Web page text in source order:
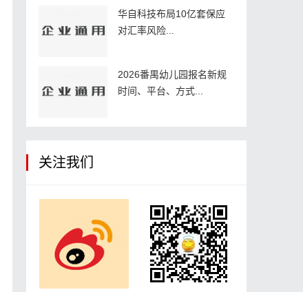
华自科技布局10亿套保应
对汇率风险...
2026番禺幼儿园报名新规
时间、平台、方式...
关注我们